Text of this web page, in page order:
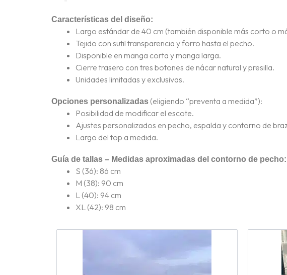
Características del diseño:
Largo estándar de 40 cm (también disponible más corto o
Tejido con sutil transparencia y forro hasta el pecho.
Disponible en manga corta y manga larga.
Cierre trasero con tres botones de nácar natural y presilla.
Unidades limitadas y exclusivas.
Opciones personalizadas (eligiendo “preventa a medida”):
Posibilidad de modificar el escote.
Ajustes personalizados en pecho, espalda y contorno de
Largo del top a medida.
Guía de tallas – Medidas aproximadas del contorno de pecho:
S (36): 86 cm
M (38): 90 cm
L (40): 94 cm
XL (42): 98 cm